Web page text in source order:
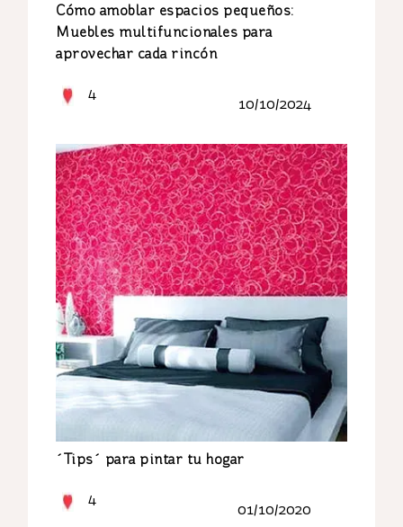
Cómo amoblar espacios pequeños:
Muebles multifuncionales para
aprovechar cada rincón
4
10/10/2024
´Tips´ para pintar tu hogar
4
01/10/2020